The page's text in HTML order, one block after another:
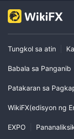
Tungkol sa atin
Babala sa Panganib
Patakaran sa
WikiFX(edisyon ng
EXPO